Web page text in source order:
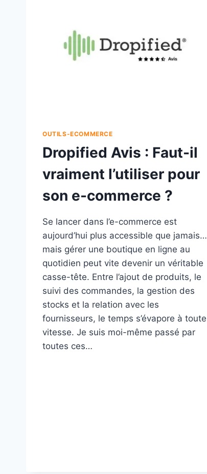
OUTILS-ECOMMERCE
Dropified Avis : Faut-il
vraiment l’utiliser pour
son e-commerce ?
Se lancer dans l’e-commerce est
aujourd’hui plus accessible que jamais…
mais gérer une boutique en ligne au
quotidien peut vite devenir un véritable
casse-tête. Entre l’ajout de produits, le
suivi des commandes, la gestion des
stocks et la relation avec les
fournisseurs, le temps s’évapore à toute
vitesse. Je suis moi-même passé par
toutes ces…